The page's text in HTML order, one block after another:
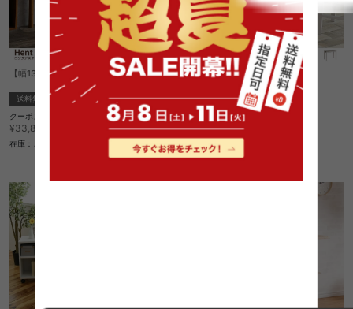
【幅130cm】Hent ロングデスク
送料無料
クーポン利用で
¥33,820→ ¥28,747
在庫：△
Mignon デスク
送料無料
クーポン利用で
¥25,610→ ¥21,768